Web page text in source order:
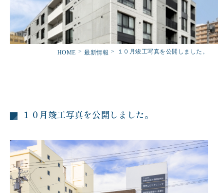
HOME 最新情報 １０月竣工写真を公開しました。
１０月竣工写真を公開しました。